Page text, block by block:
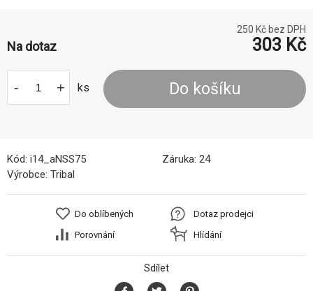
250 Kč bez DPH
Na dotaz 303 Kč
- + ks Do košíku
Kód: i14_aNSS75 Záruka: 24
Výrobce: Tribal
Do oblíbených
Porovnání
Dotaz prodejci
Hlídání
Sdílet